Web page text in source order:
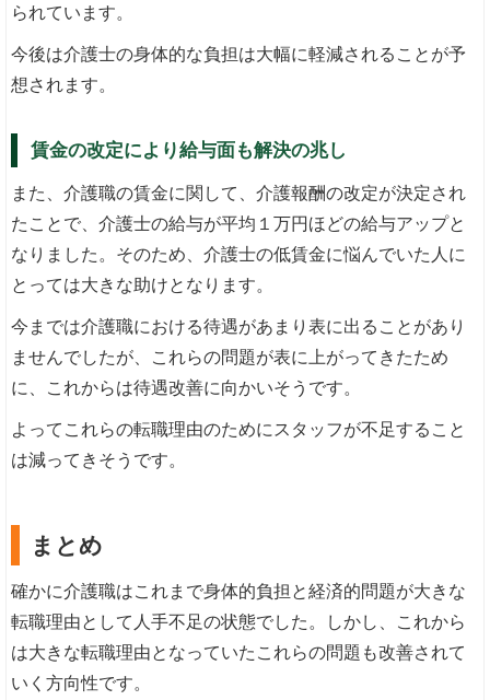
られています。
今後は介護士の身体的な負担は大幅に軽減されることが予
想されます。
賃金の改定により給与面も解決の兆し
また、介護職の賃金に関して、介護報酬の改定が決定され
たことで、介護士の給与が平均１万円ほどの給与アップと
なりました。そのため、介護士の低賃金に悩んでいた人に
とっては大きな助けとなります。
今までは介護職における待遇があまり表に出ることがあり
ませんでしたが、これらの問題が表に上がってきたため
に、これからは待遇改善に向かいそうです。
よってこれらの転職理由のためにスタッフが不足すること
は減ってきそうです。
まとめ
確かに介護職はこれまで身体的負担と経済的問題が大きな
転職理由として人手不足の状態でした。しかし、これから
は大きな転職理由となっていたこれらの問題も改善されて
いく方向性です。